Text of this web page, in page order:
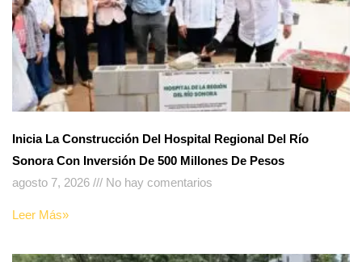
Inicia La Construcción Del Hospital Regional Del Río
Sonora Con Inversión De 500 Millones De Pesos
agosto 7, 2026
No hay comentarios
Leer Más»